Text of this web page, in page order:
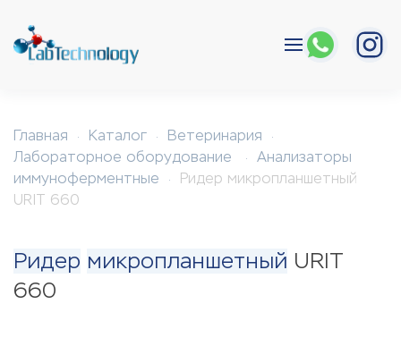
Перейти к содержимому
Главная Каталог
Ветеринария
Лабораторное оборудование
Анализаторы
иммуноферментные
Ридер микропланшетный
URIT 660
Ридер микропланшетный URIT
660